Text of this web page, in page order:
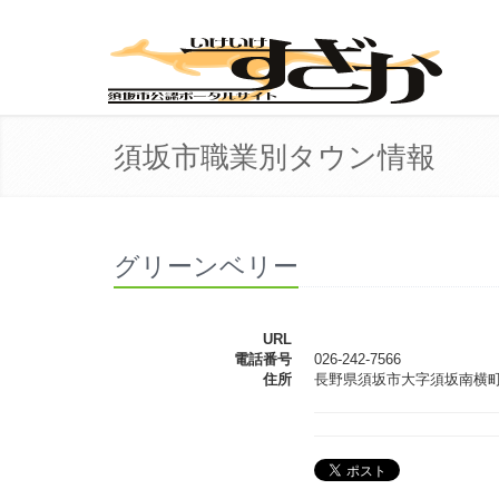
須坂市職業別タウン情報
グリーンベリー
URL
電話番号
026-242-7566
住所
長野県須坂市大字須坂南横